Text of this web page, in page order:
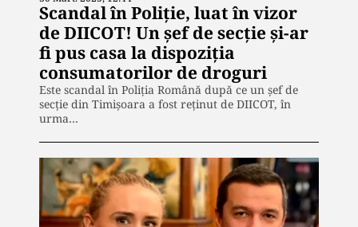
Scandal în Poliţie, luat în vizor
de DIICOT! Un şef de secţie şi-ar
fi pus casa la dispoziţia
consumatorilor de droguri
Este scandal în Poliţia Română după ce un şef de
secţie din Timişoara a fost reţinut de DIICOT, în
urma…